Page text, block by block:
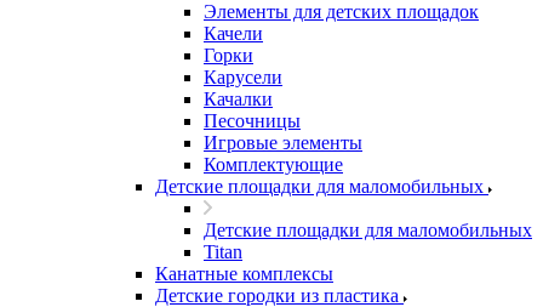
Элементы для детских площадок
Качели
Горки
Карусели
Качалки
Песочницы
Игровые элементы
Комплектующие
Детские площадки для маломобильных
Детские площадки для маломобильных
Titan
Канатные комплексы
Детские городки из пластика